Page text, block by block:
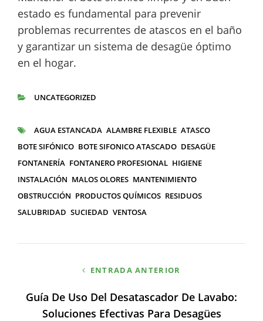
estado es fundamental para prevenir
problemas recurrentes de atascos en el baño
y garantizar un sistema de desagüe óptimo
en el hogar.
UNCATEGORIZED
ETIQUETAS
AGUA ESTANCADA ALAMBRE FLEXIBLE ATASCO
BOTE SIFÓNICO BOTE SIFONICO ATASCADO DESAGÜE
FONTANERÍA FONTANERO PROFESIONAL HIGIENE
INSTALACIÓN MALOS OLORES MANTENIMIENTO
OBSTRUCCIÓN PRODUCTOS QUÍMICOS RESIDUOS
SALUBRIDAD SUCIEDAD VENTOSA
entradas
ENTRADA ANTERIOR
Guía De Uso Del Desatascador De Lavabo:
Soluciones Efectivas Para Desagües